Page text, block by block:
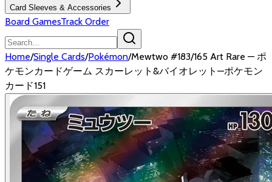
Card Sleeves & Accessories
Board GamesTrack Order
Home/Single Cards/Pokémon/Mewtwo #183/165 Art Rare — ポ
ケモンカードゲーム スカーレット&バイオレット—ポケモン
カード151